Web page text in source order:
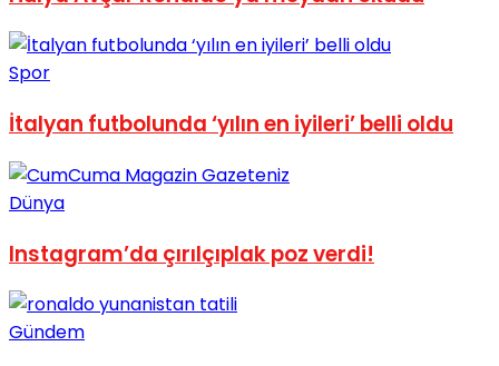
Spor
İtalyan futbolunda ‘yılın en iyileri’ belli oldu
Dünya
Instagram’da çırılçıplak poz verdi!
Gündem